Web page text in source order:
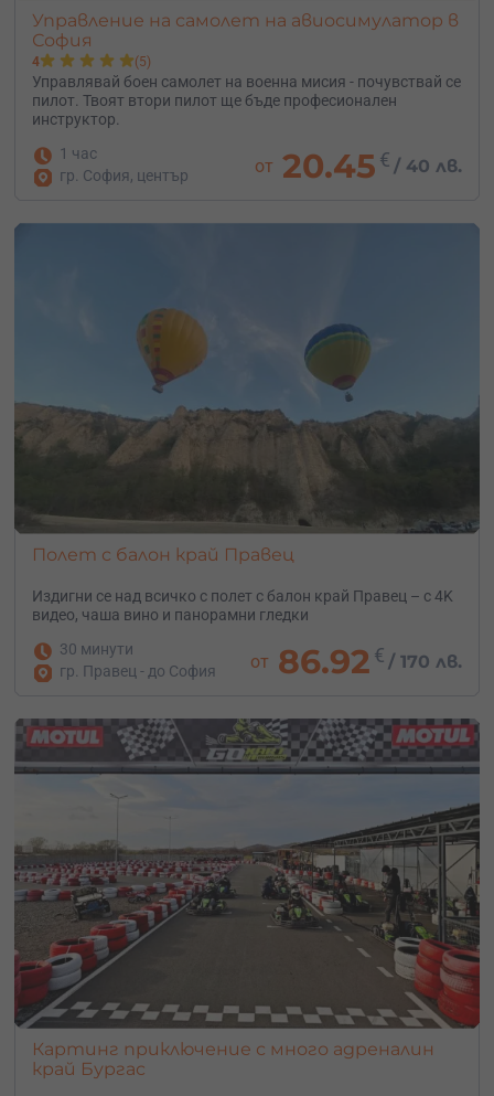
Управление на самолет на авиосимулатор в
София
4 (5)
Управлявай боен самолет на военна мисия - почувствай се
пилот. Твоят втори пилот ще бъде професионален
инструктор.
1 час
гр. София, център
от 20.45 € / 40 лв.
Полет с балон край Правец
Издигни се над всичко с полет с балон край Правец – с 4K
видео, чаша вино и панорамни гледки
30 минути
гр. Правец - до София
от 86.92 € /170 лв.
Картинг приключение с много адреналин
край Бургас